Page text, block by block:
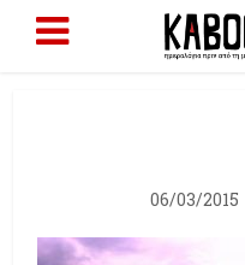
06/03/2015